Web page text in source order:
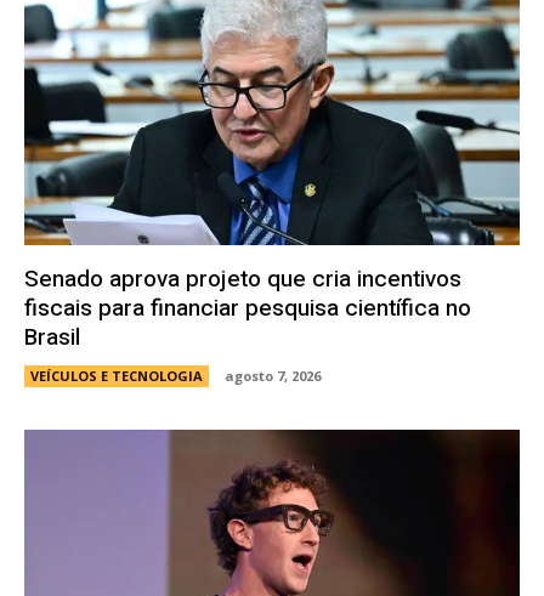
Senado aprova projeto que cria incentivos
fiscais para financiar pesquisa científica no
Brasil
VEÍCULOS E TECNOLOGIA agosto 7, 2026